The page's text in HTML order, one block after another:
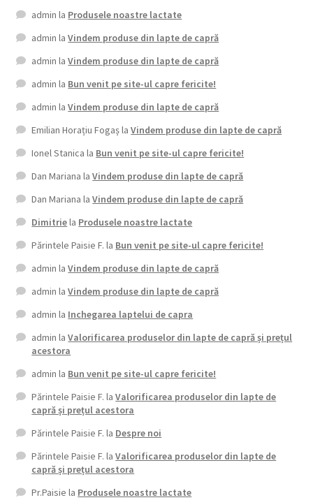
admin la Produsele noastre lactate
admin laVindem produse din lapte de capră
admin laVindem produse din lapte de capră
admin la Bun venit pe site-ul capre fericite!
admin laVindem produse din lapte de capră
Emilian Horațiu FogașlaVindem produse din lapte de capră
Ionel Stanica la Bun venit pe site-ul capre fericite!
Dan Mariana laVindem produse din lapte de capră
Dan Mariana laVindem produse din lapte de capră
Dimitriela Produsele noastre lactate
Părintele Paisie F. la Bun venit pe site-ul capre fericite!
admin laVindem produse din lapte de capră
admin laVindem produse din lapte de capră
admin la Inchegarea laptelui de capra
admin laValorificarea produselor din lapte de capră și prețul
acestora
admin la Bun venit pe site-ul capre fericite!
Părintele Paisie F. laValorificarea produselor din lapte de
capră și prețul acestora
Părintele Paisie F. la Despre noi
Părintele Paisie F. laValorificarea produselor din lapte de
capră și prețul acestora
Pr.Paisie la Produsele noastre lactate